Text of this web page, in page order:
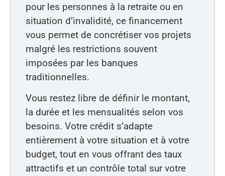
pour les personnes à la retraite ou en
situation d’invalidité, ce financement
vous permet de concrétiser vos projets
malgré les restrictions souvent
imposées par les banques
traditionnelles.
Vous restez libre de définir le montant,
la durée et les mensualités selon vos
besoins. Votre crédit s’adapte
entièrement à votre situation et à votre
budget, tout en vous offrant des taux
attractifs et un contrôle total sur votre